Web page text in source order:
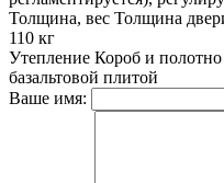
Толщина, вес Толщина
110 кг
Утепление Короб и
базальтовой плитой
Ваше имя: